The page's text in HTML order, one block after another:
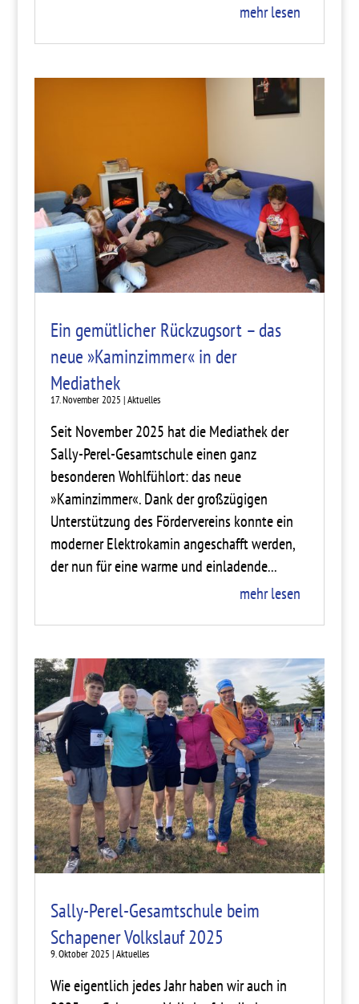
mehr lesen
Ein gemütlicher Rückzugsort – das
neue »Kaminzimmer« in der
Mediathek
17. November 2025 |Aktuelles
Seit November 2025 hat die Mediathek der
Sally-Perel-Gesamtschule einen ganz
besonderen Wohlfühlort: das neue
»Kaminzimmer«. Dank der großzügigen
Unterstützung des Fördervereins konnte ein
moderner Elektrokamin angeschafft werden,
der nun für eine warme und einladende...
mehr lesen
Sally-Perel-Gesamtschule beim
Schapener Volkslauf 2025
9. Oktober 2025 |Aktuelles
Wie eigentlich jedes Jahr haben wir auch in